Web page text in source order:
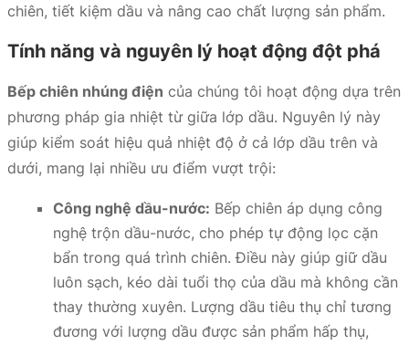
chiên, tiết kiệm dầu và nâng cao chất lượng sản phẩm.
Tính năng và nguyên lý hoạt động đột phá
Bếp chiên nhúng điện của chúng tôi hoạt động dựa trên
phương pháp gia nhiệt từ giữa lớp dầu. Nguyên lý này
giúp kiểm soát hiệu quả nhiệt độ ở cả lớp dầu trên và
dưới, mang lại nhiều ưu điểm vượt trội:
Công nghệ dầu-nước: Bếp chiên áp dụng công
nghệ trộn dầu-nước, cho phép tự động lọc cặn
bẩn trong quá trình chiên. Điều này giúp giữ dầu
luôn sạch, kéo dài tuổi thọ của dầu mà không cần
thay thường xuyên. Lượng dầu tiêu thụ chỉ tương
đương với lượng dầu được sản phẩm hấp thụ,